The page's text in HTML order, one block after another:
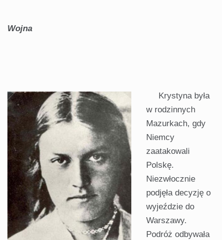
Wojna
Krystyna była
w rodzinnych
Mazurkach, gdy
Niemcy
zaatakowali
Polskę.
Niezwłocznie
podjęła decyzję o
wyjeździe do
Warszawy.
Podróż odbywała